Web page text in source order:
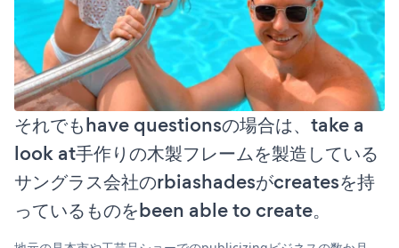
それでもhave questionsの場合は、take a
look at手作りの木製フレームを製造している
サングラス会社のrbiashadesがcreatesを持
っているものをbeen able to create。